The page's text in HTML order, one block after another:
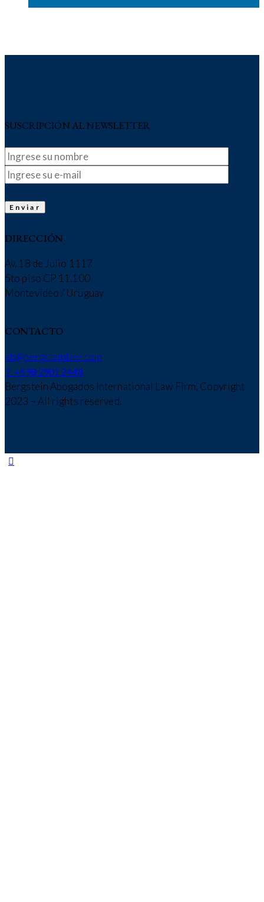
SUSCRIPCIÓN AL NEWSLETTER
DIRECCIÓN
Av. 18 de Julio 1117
5to piso CP 11.100
Montevideo / Uruguay
CONTACTO
eb@bergsteinlaw.com
T. +598 2901 2448
Bergstein Abogados International Law Firm, Copyright
2023 – All rights reserved.